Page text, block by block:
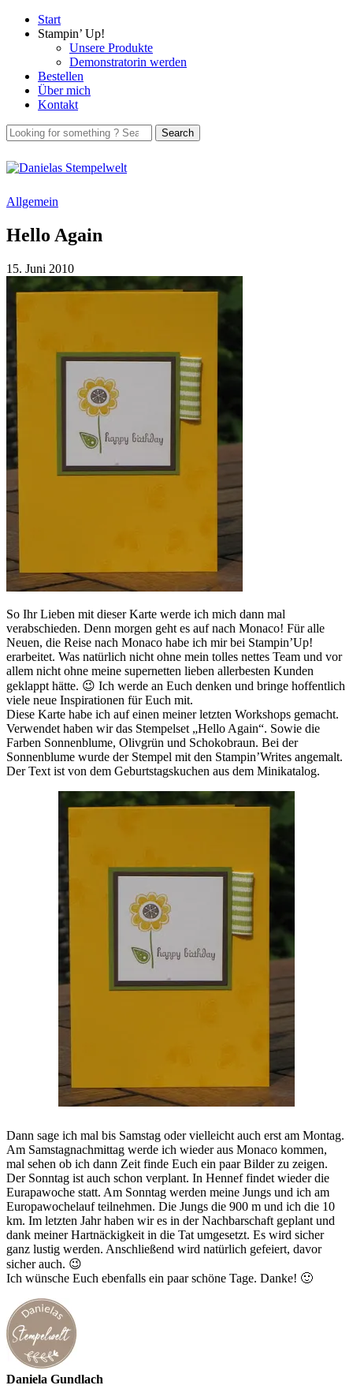
Start
Stampin’ Up!
Unsere Produkte
Demonstratorin werden
Bestellen
Über mich
Kontakt
Allgemein
Hello Again
15. Juni 2010
So Ihr Lieben mit dieser Karte werde ich mich dann mal
verabschieden. Denn morgen geht es auf nach Monaco! Für alle
Neuen, die Reise nach Monaco habe ich mir bei Stampin’Up!
erarbeitet. Was natürlich nicht ohne mein tolles nettes Team und vor
allem nicht ohne meine supernetten lieben allerbesten Kunden
geklappt hätte. 😉 Ich werde an Euch denken und bringe hoffentlich
viele neue Inspirationen für Euch mit.
Diese Karte habe ich auf einen meiner letzten Workshops gemacht.
Verwendet haben wir das Stempelset „Hello Again“. Sowie die
Farben Sonnenblume, Olivgrün und Schokobraun. Bei der
Sonnenblume wurde der Stempel mit den Stampin’Writes angemalt.
Der Text ist von dem Geburtstagskuchen aus dem Minikatalog.
Dann sage ich mal bis Samstag oder vielleicht auch erst am Montag.
Am Samstagnachmittag werde ich wieder aus Monaco kommen,
mal sehen ob ich dann Zeit finde Euch ein paar Bilder zu zeigen.
Der Sonntag ist auch schon verplant. In Hennef findet wieder die
Eurapawoche statt. Am Sonntag werden meine Jungs und ich am
Europawochelauf teilnehmen. Die Jungs die 900 m und ich die 10
km. Im letzten Jahr haben wir es in der Nachbarschaft geplant und
dank meiner Hartnäckigkeit in die Tat umgesetzt. Es wird sicher
ganz lustig werden. Anschließend wird natürlich gefeiert, davor
sicher auch. 😉
Ich wünsche Euch ebenfalls ein paar schöne Tage. Danke! 🙂
Daniela Gundlach